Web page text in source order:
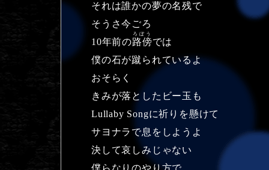
それは誰かの夢の名残で
そうさ今ごろ
10年前の路傍
ろぼう
では
僕の石が蹴られているよ
おそらく
きみが落としたビー玉も
Lullaby Songに祈りを懸けて
サヨナラで息をしようよ
決して哀しみじゃない
僕らなりのやり方で